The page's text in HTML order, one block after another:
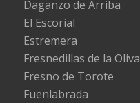
Daganzo de Arriba
El Escorial
Estremera
Fresnedillas de la Oliva
Fresno de Torote
Fuenlabrada